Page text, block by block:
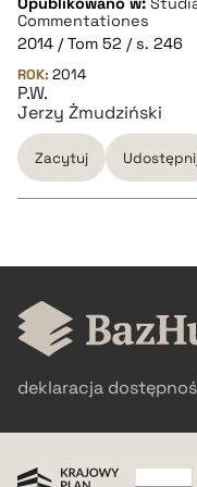
Commentationes
2014 / Tom 52 / s. 246
ROK: 2014
P.W.
Jerzy Żmudziński
Zacytuj
CZYSTY TEKST
pobierz cytat
BIBTEX
deklaracja